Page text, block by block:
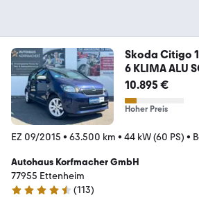
Skoda Citigo
6 KLIMA ALU
10.895 €
Hoher Preis
EZ 09/2015 • 63.500 km • 44 kW (60 PS) •
Autohaus Korfmacher GmbH
77955 Ettenheim
4.6 Sterne
(113)